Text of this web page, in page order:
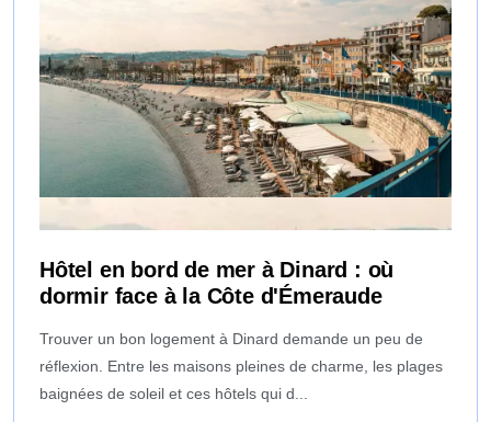
Hôtel en bord de mer à Dinard : où
dormir face à la Côte d'Émeraude
Trouver un bon logement à Dinard demande un peu de
réflexion. Entre les maisons pleines de charme, les plages
baignées de soleil et ces hôtels qui d...